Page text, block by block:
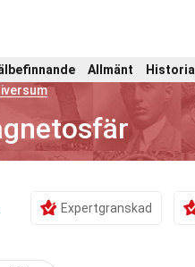
Allmänt Historia
Expertgranskad